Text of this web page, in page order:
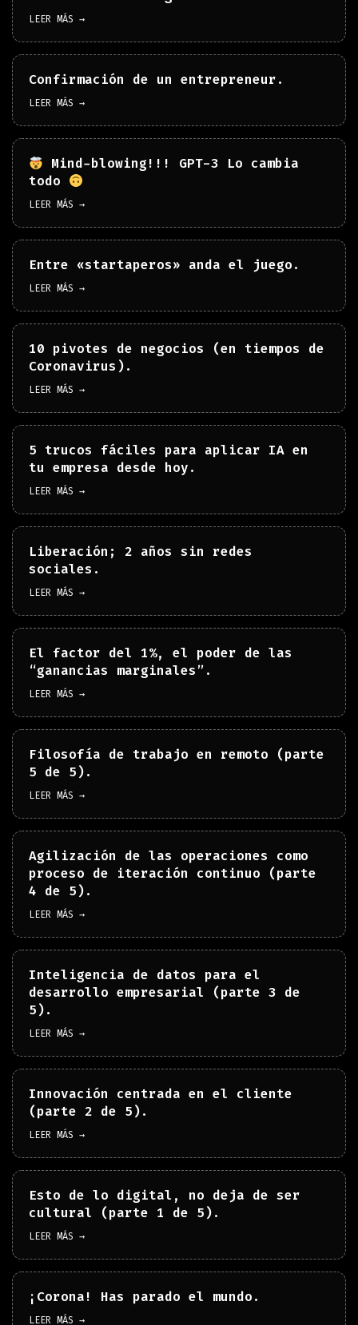
LEER MÁS →
Confirmación de un entrepreneur.
LEER MÁS →
Mind-blowing!!! GPT-3 Lo cambia
todo
LEER MÁS →
Entre «startaperos» anda el juego.
LEER MÁS →
10 pivotes de negocios (en tiempos de
Coronavirus).
LEER MÁS →
5 trucos fáciles para aplicar IA en
tu empresa desde hoy.
LEER MÁS →
Liberación; 2 años sin redes
sociales.
LEER MÁS →
El factor del 1%, el poder de las
“ganancias marginales”.
LEER MÁS →
Filosofía de trabajo en remoto (parte
5 de 5).
LEER MÁS →
Agilización de las operaciones como
proceso de iteración continuo (parte
4 de 5).
LEER MÁS →
Inteligencia de datos para el
desarrollo empresarial (parte 3 de
5).
LEER MÁS →
Innovación centrada en el cliente
(parte 2 de 5).
LEER MÁS →
Esto de lo digital, no deja de ser
cultural (parte 1 de 5).
LEER MÁS →
¡Corona! Has parado el mundo.
LEER MÁS →